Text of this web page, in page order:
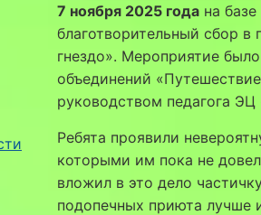
7 ноября 2025 года на
благотворительный сбор
гнездо». Мероприятие
объединений
руководством педагога
Ребята проявили
которыми им пока не
вложил в это дело
подопечных приюта лучше